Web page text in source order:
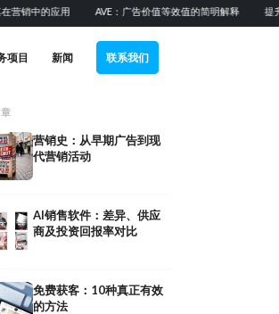
应用 AVE：广告价值等效值的简明解释 提升B2B销
项目 新闻 联系我们
营销史：从早期广告到现
代营销活动
AI销售软件：差异、供应
商及投资回报率对比
免费获客：10种真正有效
的方法